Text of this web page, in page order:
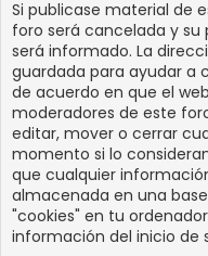
Si publicase material de
foro será cancelada y
será informado. La
guardada para ayudar a
de acuerdo en que el
moderadores de este
editar, mover o cerrar
momento si lo
que cualquier
almacenada en una
"cookies" en tu
información del inicio de